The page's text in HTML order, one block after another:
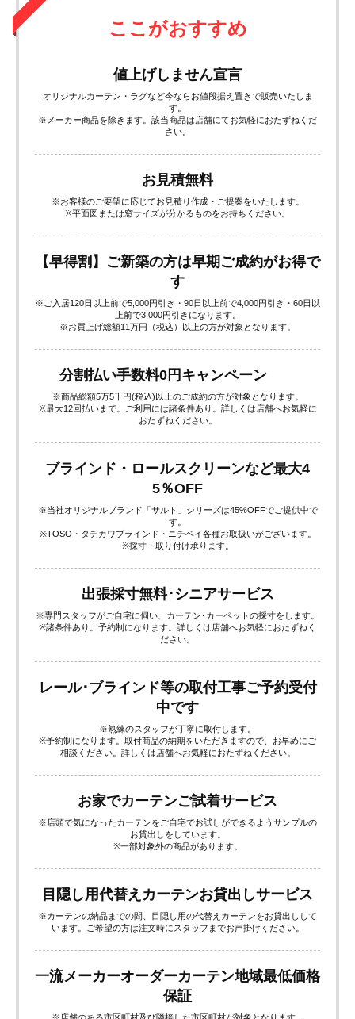
ここがおすすめ
値上げしません宣言
オリジナルカーテン・ラグなど今ならお値段据え置きで販売いたしま
す。
※メーカー商品を除きます。該当商品は店舗にてお気軽におたずねくだ
さい。
お見積無料
※お客様のご要望に応じてお見積り作成・ご提案をいたします。
※平面図または窓サイズが分かるものをお持ちください。
【早得割】ご新築の方は早期ご成約がお得で
す
※ご入居120日以上前で5,000円引き・90日以上前で4,000円引き・60日以
上前で3,000円引きになります。
※お買上げ総額11万円（税込）以上の方が対象となります。
分割払い手数料0円キャンペーン
※商品総額5万5千円(税込)以上のご成約の方が対象となります。
※最大12回払いまで。ご利用には諸条件あり。詳しくは店舗へお気軽に
おたずねください。
ブラインド・ロールスクリーンなど最大4
5％OFF
※当社オリジナルブランド「サルト」シリーズは45%OFFでご提供中で
す。
※TOSO・タチカワブラインド・ニチベイ各種お取扱いがございます。
※採寸・取り付け承ります。
出張採寸無料･シニアサービス
※専門スタッフがご自宅に伺い、カーテン･カーペットの採寸をします。
※諸条件あり。予約制になります。詳しくは店舗へお気軽におたずねく
ださい。
レール･ブラインド等の取付工事ご予約受付
中です
※熟練のスタッフが丁寧に取付します。
※予約制になります。取付商品の納期をいただきますので、お早めにご
相談ください。詳しくは店舗へお気軽におたずねください。
お家でカーテンご試着サービス
※店頭で気になったカーテンをご自宅でお試しができるようサンプルの
お貸出しをしています。
※一部対象外の商品があります。
目隠し用代替えカーテンお貸出しサービス
※カーテンの納品までの間、目隠し用の代替えカーテンをお貸出しして
います。ご希望の方は注文時にスタッフまでお声掛けください。
一流メーカーオーダーカーテン地域最低価格
保証